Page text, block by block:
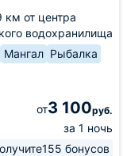
км от центра
водохранилища
Мангал Рыбалка
от3 100руб.
за 1 ночь
155 бонусов